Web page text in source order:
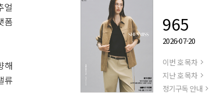
얼
폼
해
류
965
2026-07-20
이번 호 목차
지난 호 목차
정기구독 안내